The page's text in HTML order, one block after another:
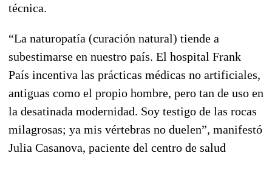
técnica.
“La naturopatía (curación natural) tiende a
subestimarse en nuestro país. El hospital Frank
País incentiva las prácticas médicas no artificiales,
antiguas como el propio hombre, pero tan de uso en
la desatinada modernidad. Soy testigo de las rocas
milagrosas; ya mis vértebras no duelen”, manifestó
Julia Casanova, paciente del centro de salud